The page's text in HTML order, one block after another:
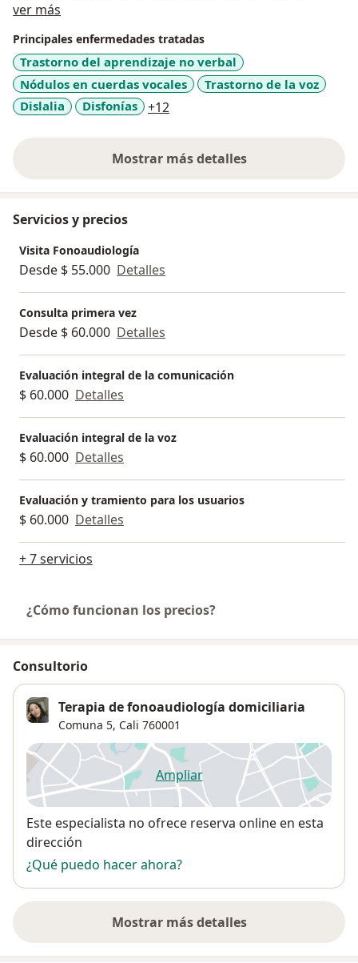
persona empatica, dulce y responsable que al atender
dispuestos a mejorar en su proceso de rehabilitación.
ver más
Principales enfermedades tratadas
Trastorno del aprendizaje no verbal
Nódulos en cuerdas vocales
Trastorno de la voz
Dislalia
Disfonías +12
Mostrar más detalles
sobre la experiencia
Servicios y precios
Visita Fonoaudiología
Desde $ 55.000 Detalles
Consulta primera vez
Desde $ 60.000 Detalles
Evaluación integral de la comunicación
$ 60.000 Detalles
Evaluación integral de la voz
$ 60.000 Detalles
Evaluación y tramiento para los usuarios
$ 60.000 Detalles
+ 7 servicios
¿Cómo funcionan los precios?
Consultorio
Terapia de fonoaudiología domiciliaria
Comuna 5, Cali 760001
Ampliarse abre en una nueva
Disponibilidad
Este especialista no ofrece reserva online en esta
dirección
¿Qué puedo hacer ahora?
Mostrar más detalles
sobre la dirección